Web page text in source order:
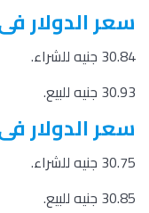
سعر الدولار
30.84 جنيه للشراء.
30.93 جنيه للبيع.
سعر الدولار
30.75 جنيه للشراء.
30.85 جنيه للبيع.